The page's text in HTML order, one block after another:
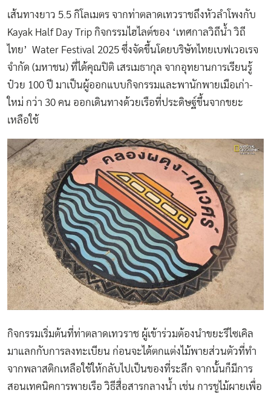
เส้นทางยาว 5.5 กิโลเมตร จากท่าตลาดเทวราชถึงหัวลำโพงกับ
Kayak Half Day Trip กิจกรรมไฮไลต์ของ ‘เทศกาลวิถีน้ำ วิถี
ไทย’ Water Festival 2025 ซึ่งจัดขึ้นโดยบริษัทไทยเบฟเวอเรจ
จำกัด (มหาชน) ที่ได้คุณปิติ เสรเมธากุล จากอุทยานการเรียนรู้
ป๋วย 100 ปี มาเป็นผู้ออกแบบกิจกรรมและพานักพายเมือเก่า-
ใหม่ กว่า 30 คน ออกเดินทางด้วยเรือที่ประดิษฐ์ขึ้นจากขยะ
เหลือใช้
กิจกรรมเริ่มต้นที่ท่าตลาดเทวราช ผู้เข้าร่วมต้องนำขยะรีไซเคิล
มาแลกกับการลงทะเบียน ก่อนจะได้ตกแต่งไม้พายส่วนตัวที่ทำ
จากพลาสติกเหลือใช้ให้กลับไปเป็นของที่ระลึก จากนั้นก็มีการ
สอนเทคนิคการพายเรือ วิธีสื่อสารกลางน้ำ เช่น การชูไม้ผายเพื่อ